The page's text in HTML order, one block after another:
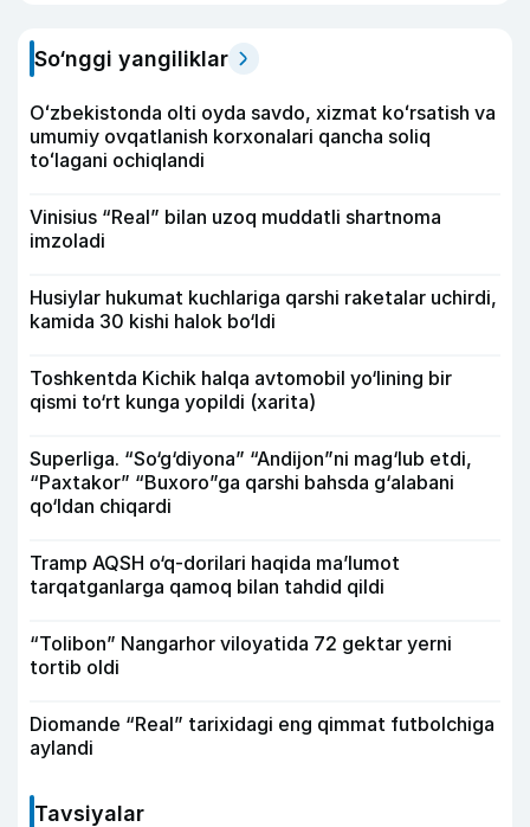
So‘nggi yangiliklar
Oʻzbekistonda olti oyda savdo, xizmat koʻrsatish va
umumiy ovqatlanish korxonalari qancha soliq
toʻlagani ochiqlandi
Vinisius “Real” bilan uzoq muddatli shartnoma
imzoladi
Husiylar hukumat kuchlariga qarshi raketalar uchirdi,
kamida 30 kishi halok bo‘ldi
Toshkentda Kichik halqa avtomobil yo‘lining bir
qismi to‘rt kunga yopildi (xarita)
Superliga. “So‘g‘diyona” “Andijon”ni mag‘lub etdi,
“Paxtakor” “Buxoro”ga qarshi bahsda g‘alabani
qo‘ldan chiqardi
Tramp AQSH o‘q-dorilari haqida ma’lumot
tarqatganlarga qamoq bilan tahdid qildi
“Tolibon” Nangarhor viloyatida 72 gektar yerni
tortib oldi
Diomande “Real” tarixidagi eng qimmat futbolchiga
aylandi
Tavsiyalar